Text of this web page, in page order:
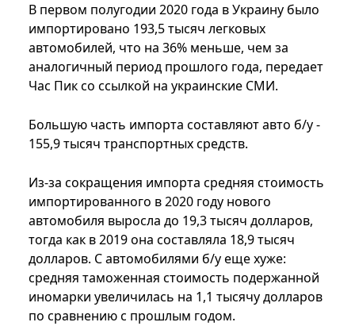
В первом полугодии 2020 года в Украину было
импортировано 193,5 тысяч легковых
автомобилей, что на 36% меньше, чем за
аналогичный период прошлого года, передает
Час Пик со ссылкой на украинские СМИ.
Большую часть импорта составляют авто б/у -
155,9 тысяч транспортных средств.
Из-за сокращения импорта средняя стоимость
импортированного в 2020 году нового
автомобиля выросла до 19,3 тысяч долларов,
тогда как в 2019 она составляла 18,9 тысяч
долларов. С автомобилями б/у еще хуже:
средняя таможенная стоимость подержанной
иномарки увеличилась на 1,1 тысячу долларов
по сравнению с прошлым годом.